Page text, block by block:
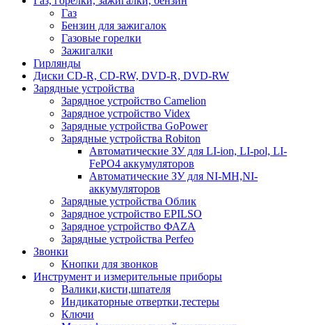
Газ
Бензин для зажигалок
Газовые горелки
Зажигалки
Гирлянды
Диски CD-R, CD-RW, DVD-R, DVD-RW
Зарядные устройства
Зарядное устройство Camelion
Зарядное устройство Videx
Зарядные устройства GoPower
Зарядные устройства Robiton
Автоматические ЗУ для LI-ion, LI-pol, LI-
FePO4 аккумуляторов
Автоматические ЗУ для NI-MH,NI-
аккумуляторов
Зарядные устройства Облик
Зарядное устройство EPILSO
Зарядное устройство ФАZА
Зарядные устройства Perfeo
Звонки
Кнопки для звонков
Инструмент и измерительные приборы
Валики,кисти,шпателя
Индикаторные отвертки,тестеры
Ключи